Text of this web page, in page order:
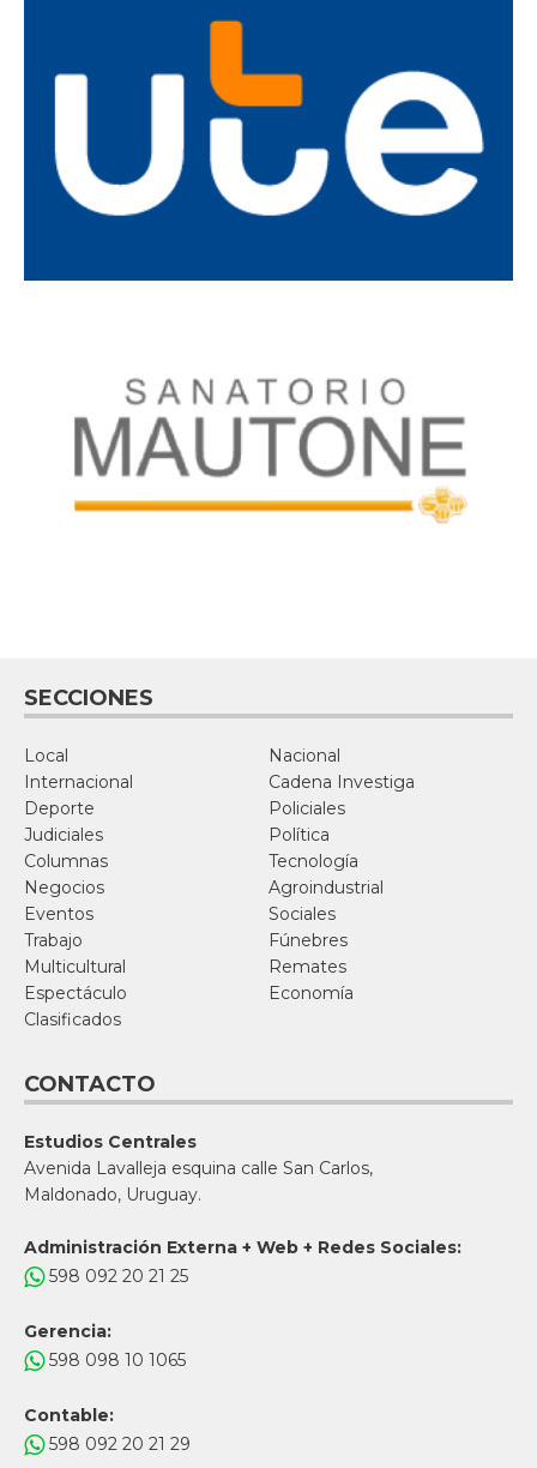
SECCIONES
Local
Nacional
Internacional
Cadena Investiga
Deporte
Policiales
Judiciales
Política
Columnas
Tecnología
Negocios
Agroindustrial
Eventos
Sociales
Trabajo
Fúnebres
Multicultural
Remates
Espectáculo
Economía
Clasificados
CONTACTO
Estudios Centrales
Avenida Lavalleja esquina calle San Carlos,
Maldonado, Uruguay.
Administración Externa + Web + Redes Sociales:
598 092 20 21 25
Gerencia:
598 098 10 1065
Contable:
598 092 20 21 29